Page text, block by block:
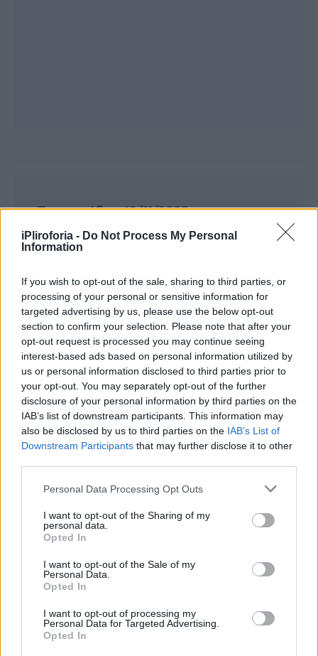
iPliroforia - Do Not Process My Personal
Information
If you wish to opt-out of the sale, sharing to third parties, or
processing of your personal or sensitive information for
targeted advertising by us, please use the below opt-out
section to confirm your selection. Please note that after your
opt-out request is processed you may continue seeing
interest-based ads based on personal information utilized by
us or personal information disclosed to third parties prior to
your opt-out. You may separately opt-out of the further
disclosure of your personal information by third parties on the
IAB’s list of downstream participants. This information may
also be disclosed by us to third parties on the IAB’s List of
Downstream Participants that may further disclose it to other
Personal Data Processing Opt Outs
I want to opt-out of the Sharing of my
personal data.
Opted In
I want to opt-out of the Sale of my
Personal Data.
Opted In
I want to opt-out of processing my
Personal Data for Targeted Advertising.
Opted In
Συνεντεύξεις 18/11/2025
Δήμητρα Δερζέκου: «Λέω τη δική μου
αλήθεια»
Συνεντεύξεις 18/11/2025
Τζεφ Μοντάνα: «Κανένας δεν μπορεί
να σου πει ποιος είσαι»